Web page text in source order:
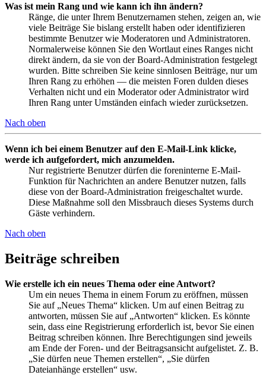
Was ist mein Rang und wie kann ich ihn ändern?
Ränge, die unter Ihrem Benutzernamen stehen, zeigen an, wie
viele Beiträge Sie bislang erstellt haben oder identifizieren
bestimmte Benutzer wie Moderatoren und Administratoren.
Normalerweise können Sie den Wortlaut eines Ranges nicht
direkt ändern, da sie von der Board-Administration festgelegt
wurden. Bitte schreiben Sie keine sinnlosen Beiträge, nur um
Ihren Rang zu erhöhen — die meisten Foren dulden dieses
Verhalten nicht und ein Moderator oder Administrator wird
Ihren Rang unter Umständen einfach wieder zurücksetzen.
Nach oben
Wenn ich bei einem Benutzer auf den E-Mail-Link klicke,
werde ich aufgefordert, mich anzumelden.
Nur registrierte Benutzer dürfen die foreninterne E-Mail-
Funktion für Nachrichten an andere Benutzer nutzen, falls
diese von der Board-Administration freigeschaltet wurde.
Diese Maßnahme soll den Missbrauch dieses Systems durch
Gäste verhindern.
Nach oben
Beiträge schreiben
Wie erstelle ich ein neues Thema oder eine Antwort?
Um ein neues Thema in einem Forum zu eröffnen, müssen
Sie auf „Neues Thema“ klicken. Um auf einen Beitrag zu
antworten, müssen Sie auf „Antworten“ klicken. Es könnte
sein, dass eine Registrierung erforderlich ist, bevor Sie einen
Beitrag schreiben können. Ihre Berechtigungen sind jeweils
am Ende der Foren- und der Beitragsansicht aufgelistet. Z. B.
„Sie dürfen neue Themen erstellen“, „Sie dürfen
Dateianhänge erstellen“ usw.